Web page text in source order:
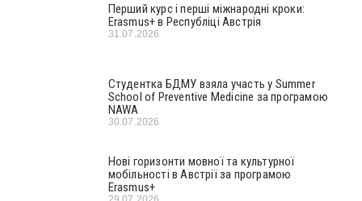
Перший курс і перші міжнародні кроки:
Erasmus+ в Республіці Австрія
31.07.2026
Студентка БДМУ взяла участь у Summer
School of Preventive Medicine за програмою
NAWA
30.07.2026
Нові горизонти мовної та культурної
мобільності в Австрії за програмою
Erasmus+